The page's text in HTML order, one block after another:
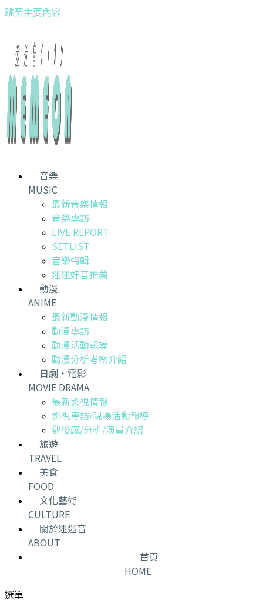
跳至主要內容
音樂
MUSIC
最新音樂情報
音樂專訪
LIVE REPORT
SETLIST
音樂特輯
迷迷好音推薦
動漫
ANIME
最新動漫情報
動漫專訪
動漫活動報導
動漫分析考察介紹
日劇・電影
MOVIE DRAMA
最新影視情報
影視專訪/現場活動報導
觀後感/分析/演員介紹
旅遊
TRAVEL
美食
FOOD
文化藝術
CULTURE
關於迷迷音
ABOUT
首頁
HOME
選單